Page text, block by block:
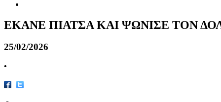
ΕΚΑΝΕ ΠΙΑΤΣΑ ΚΑΙ ΨΩΝΙΣΕ ΤΟΝ
25/02/2026
•